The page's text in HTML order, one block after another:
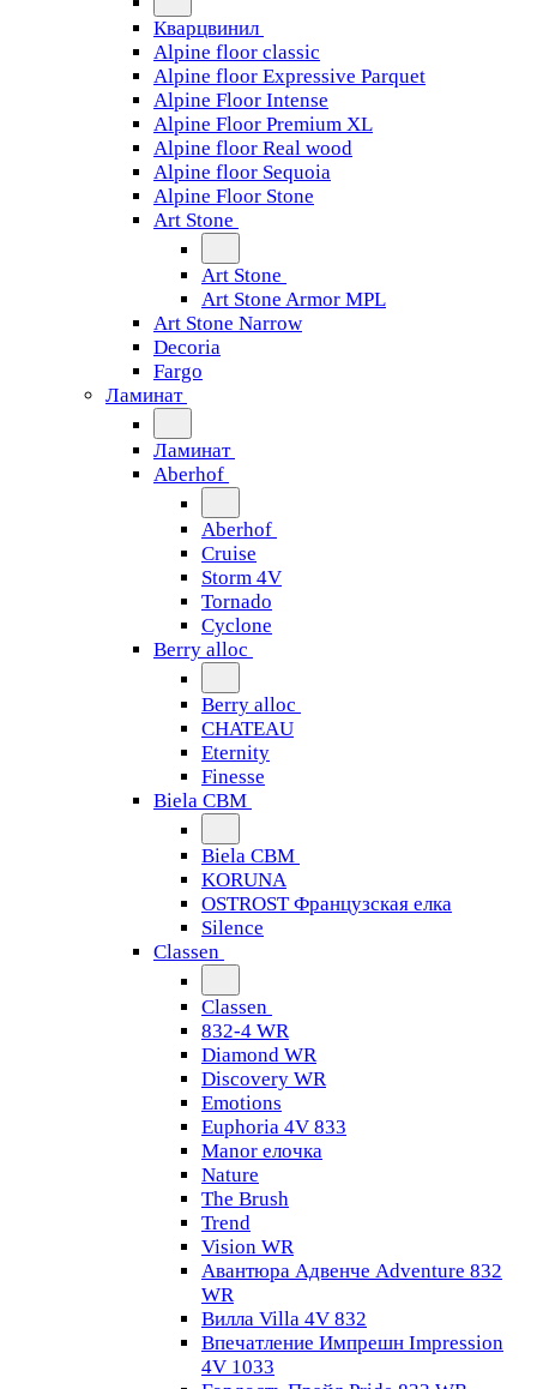
Кварцвинил
Alpine floor classic
Alpine floor Expressive Parquet
Alpine Floor Intense
Alpine Floor Premium XL
Alpine floor Real wood
Alpine floor Sequoia
Alpine Floor Stone
Art Stone
Art Stone
Art Stone Armor MPL
Art Stone Narrow
Decoria
Fargo
Ламинат
Ламинат
Aberhof
Aberhof
Cruise
Storm 4V
Tornado
Сyclone
Berry alloc
Berry alloc
CHATEAU
Eternity
Finesse
Biela CBM
Biela CBM
KORUNA
OSTROST Французская елка
Silence
Classen
Classen
832-4 WR
Diamond WR
Discovery WR
Emotions
Euphoria 4V 833
Manor елочка
Nature
The Brush
Trend
Vision WR
Авантюра Адвенче Adventure 832
WR
Вилла Villa 4V 832
Впечатление Импрешн Impression
4V 1033